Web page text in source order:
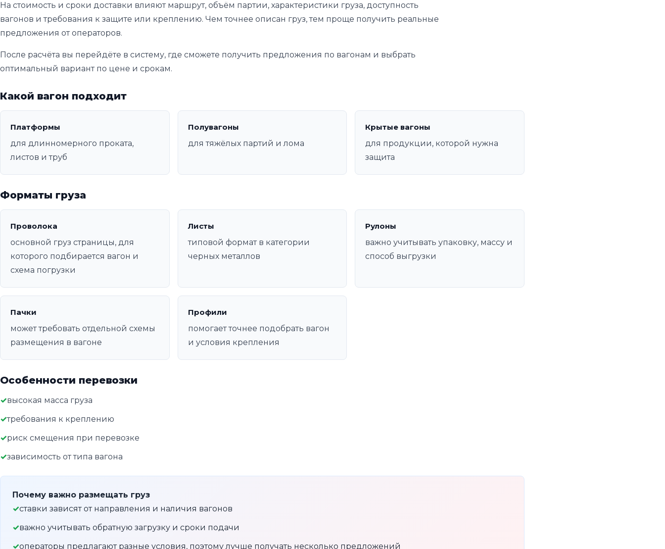
На стоимость и сроки доставки влияют маршрут, объём партии, характеристики груза, доступность
вагонов и требования к защите или креплению. Чем точнее описан груз, тем проще получить реальные
предложения от операторов.
После расчёта вы перейдёте в систему, где сможете получить предложения по вагонам и выбрать
оптимальный вариант по цене и срокам.
Какой вагон подходит
Платформы
для длинномерного проката,
листов и труб
Полувагоны
для тяжёлых партий и лома
Крытые вагоны
для продукции, которой нужна
защита
Форматы груза
Проволока
основной груз страницы, для
которого подбирается вагон и
схема погрузки
Листы
типовой формат в категории
черных металлов
Рулоны
важно учитывать упаковку, массу и
способ выгрузки
Пачки
может требовать отдельной схемы
размещения в вагоне
Профили
помогает точнее подобрать вагон
и условия крепления
Особенности перевозки
высокая масса груза
требования к креплению
риск смещения при перевозке
зависимость от типа вагона
Почему важно размещать груз
ставки зависят от направления и наличия вагонов
важно учитывать обратную загрузку и сроки подачи
операторы предлагают разные условия, поэтому лучше получать несколько предложений